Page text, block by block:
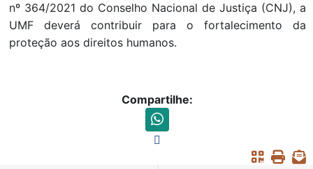
nº 364/2021 do Conselho Nacional de Justiça (CNJ), a
UMF deverá contribuir para o fortalecimento da
proteção aos direitos humanos.
Compartilhe: